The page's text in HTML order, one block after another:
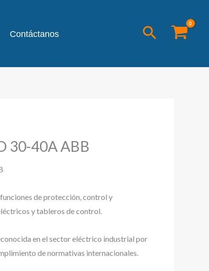
Contáctanos Buscar
30-40A ABB
de protección, control y
y tableros de control.
en el sector eléctrico industrial por
de normativas internacionales.